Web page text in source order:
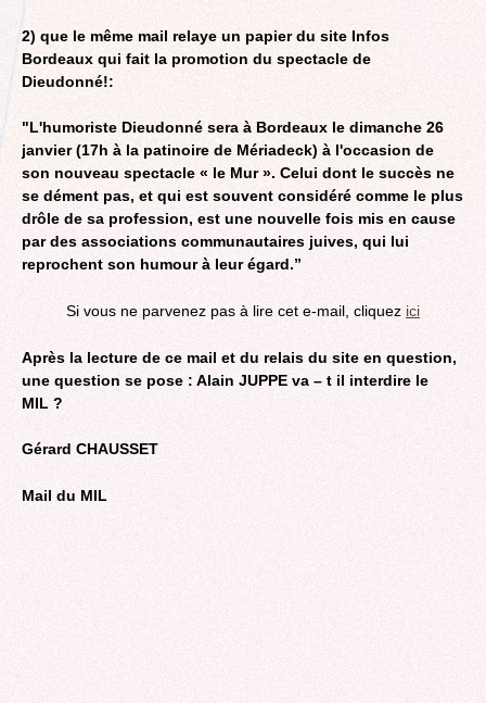
2) que le même mail relaye un papier du site Infos
Bordeaux qui fait la promotion du spectacle de
Dieudonné!:
"L'humoriste Dieudonné sera à Bordeaux le dimanche 26
janvier (17h à la patinoire de Mériadeck) à l'occasion de
son nouveau spectacle « le Mur ». Celui dont le succès ne
se dément pas, et qui est souvent considéré comme le plus
drôle de sa profession, est une nouvelle fois mis en cause
par des associations communautaires juives, qui lui
reprochent son humour à leur égard.”
Si vous ne parvenez pas à lire cet e-mail, cliquez ici
Après la lecture de ce mail et du relais du site en question,
une question se pose : Alain JUPPE va – t il interdire le
MIL ?
Gérard CHAUSSET
Mail du MIL